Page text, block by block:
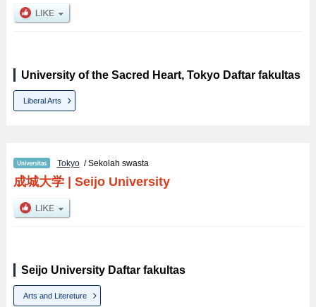
University of the Sacred Heart, Tokyo Daftar fakultas
Liberal Arts
Tokyo/ Sekolah swasta
成城大学| Seijo University
Seijo University Daftar fakultas
Arts and Litereture